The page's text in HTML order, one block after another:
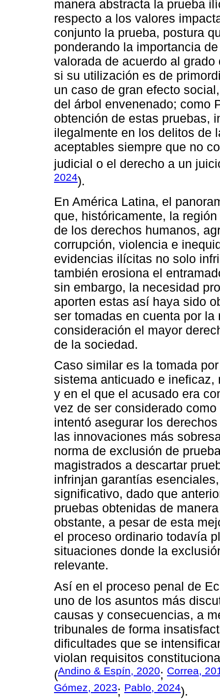
manera abstracta la prueba
respecto a los valores
conjunto la prueba, postura
ponderando la importancia
valorada de acuerdo al
si su utilización es de
un caso de gran efecto
del árbol envenenado; como
obtención de estas pruebas,
ilegalmente en los delitos de
aceptables siempre que no
judicial o el derecho a un
2024).
En América Latina, el
que, históricamente, la
de los derechos humanos,
corrupción, violencia e
evidencias ilícitas no solo
también erosiona el
sin embargo, la necesidad
aporten estas así haya sido
ser tomadas en cuenta por
consideración el mayor
de la sociedad.
Caso similar es la tomada
sistema anticuado e
y en el que el acusado era
vez de ser considerado
intentó asegurar los
las innovaciones más
norma de exclusión de
magistrados a descartar
infrinjan garantías
significativo, dado que
pruebas obtenidas de
obstante, a pesar de esta
el proceso ordinario todavía
situaciones donde la
relevante.
Así en el proceso penal de
uno de los asuntos más
causas y consecuencias, a
tribunales de forma
dificultades que se
violan requisitos
(Andino & Espín, 2020; Correa,
Gómez, 2023; Pablo, 2024).